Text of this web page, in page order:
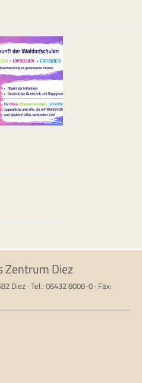
Zentrum Diez
Diez · Tel.: 06432 8008-0 · Fax: